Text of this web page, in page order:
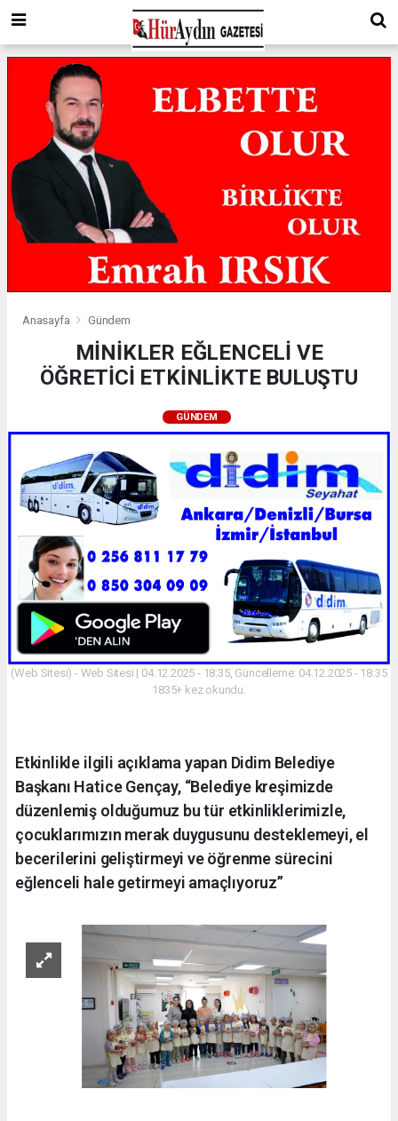
Anasayfa Gündem
MİNİKLER EĞLENCELİ VE
ÖĞRETİCİ ETKİNLİKTE BULUŞTU
GÜNDEM
(Web Sitesi) - Web Sitesi | 04.12.2025 - 18:35, Güncelleme: 04.12.2025 - 18:35
1835+ kez okundu.
Etkinlikle ilgili açıklama yapan Didim Belediye
Başkanı Hatice Gençay, “Belediye kreşimizde
düzenlemiş olduğumuz bu tür etkinliklerimizle,
çocuklarımızın merak duygusunu desteklemeyi, el
becerilerini geliştirmeyi ve öğrenme sürecini
eğlenceli hale getirmeyi amaçlıyoruz”